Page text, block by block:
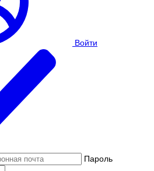
Войти
Пароль